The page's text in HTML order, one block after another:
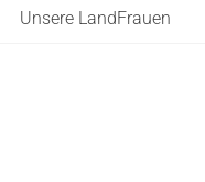
Unsere LandFrauen